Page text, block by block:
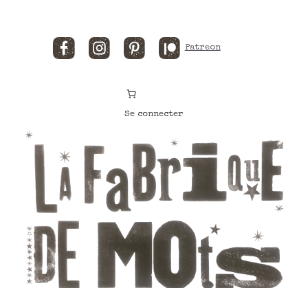
FacebookInstagramPinterestPatreon
Se connecter